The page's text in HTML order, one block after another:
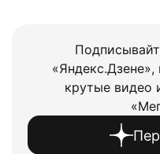
крутые видео